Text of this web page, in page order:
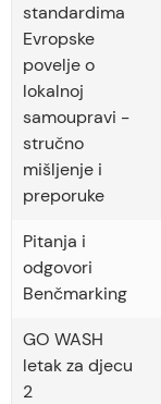
standardima
Evropske
povelje o
lokalnoj
samoupravi -
stručno
mišljenje i
preporuke
Pitanja i
odgovori
Benčmarking
GO WASH
letak za djecu
2